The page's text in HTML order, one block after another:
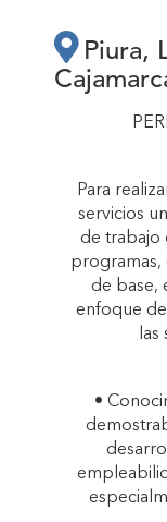
Piura,
Para
servicios
de trabajo
programas,
de base,
enfoque
•